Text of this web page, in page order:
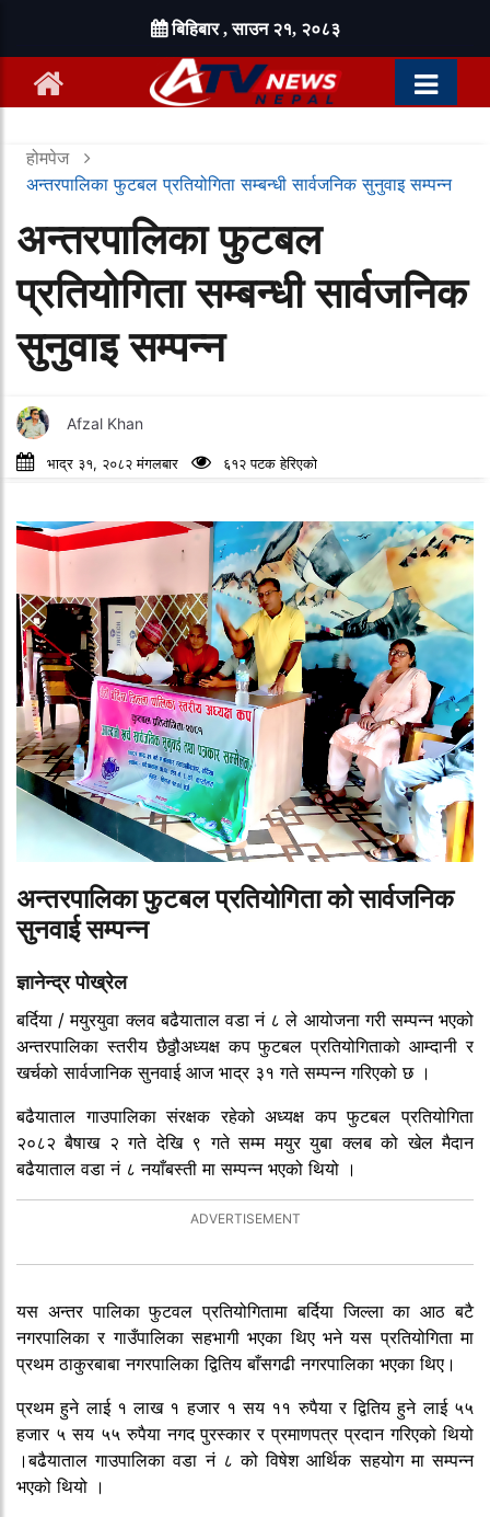
बिहिबार , साउन २१, २०८३
होमपेज
अन्तरपालिका फुटबल प्रतियोगिता सम्बन्धी सार्वजनिक सुनुवाइ सम्पन्न
अन्तरपालिका फुटबल
प्रतियोगिता सम्बन्धी सार्वजनिक
सुनुवाइ सम्पन्न
Afzal Khan
भाद्र ३१, २०८२ मंगलबार ६१२ पटक हेरिएको
अन्तरपालिका फुटबल प्रतियोगिता को सार्वजनिक
सुनवाई सम्पन्न
ज्ञानेन्द्र पोख्रेल
बर्दिया / मयुरयुवा क्लव बढैयाताल वडा नं ८ ले आयोजना गरी सम्पन्न भएको
अन्तरपालिका स्तरीय छैठ्ठौअध्यक्ष कप फुटबल प्रतियोगिताको आम्दानी र
खर्चको सार्वजानिक सुनवाई आज भाद्र ३१ गते सम्पन्न गरिएको छ ।
बढैयाताल गाउपालिका संरक्षक रहेको अध्यक्ष कप फुटबल प्रतियोगिता
२०८२ बैषाख २ गते देखि ९ गते सम्म मयुर युबा क्लब को खेल मैदान
बढैयाताल वडा नं ८ नयाँबस्ती मा सम्पन्न भएको थियो ।
यस अन्तर पालिका फुटवल प्रतियोगितामा बर्दिया जिल्ला का आठ बटै
नगरपालिका र गाउँपालिका सहभागी भएका थिए भने यस प्रतियोगिता मा
प्रथम ठाकुरबाबा नगरपालिका द्वितिय बाँसगढी नगरपालिका भएका थिए।
प्रथम हुने लाई १ लाख १ हजार १ सय ११ रुपैया र द्वितिय हुने लाई ५५
हजार ५ सय ५५ रुपैया नगद पुरस्कार र प्रमाणपत्र प्रदान गरिएको थियो
।बढैयाताल गाउपालिका वडा नं ८ को विषेश आर्थिक सहयोग मा सम्पन्न
भएको थियो ।